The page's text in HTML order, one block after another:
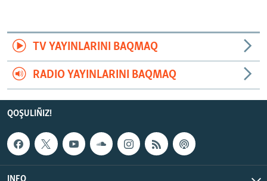
TV YAYINLARINI BAQMAQ
RADIO YAYINLARINI BAQMAQ
QOŞULIÑIZ!
INFO